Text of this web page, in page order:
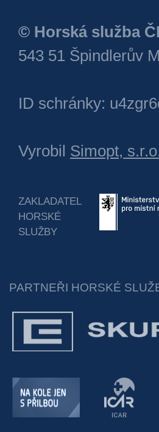
© Horská služba
543 51 Špindlerův
ID schránky:
Vyrobil Simopt,
ZAKLADATEL
HORSKÉ
SLUŽBY
PARTNEŘI HORSKÉ